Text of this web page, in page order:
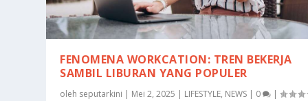
FENOMENA WORKCATION: TREN BEKERJA
SAMBIL LIBURAN YANG POPULER
oleh seputarkini | Mei 2, 2025 | LIFESTYLE, NEWS | 0 |